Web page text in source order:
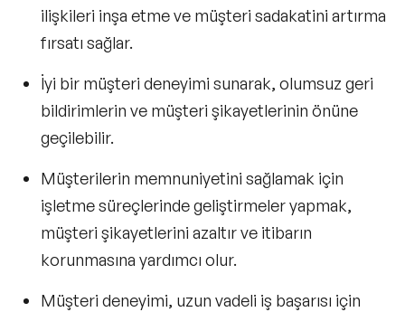
ilişkileri inşa etme ve müşteri sadakatini artırma
fırsatı sağlar.
İyi bir müşteri deneyimi sunarak, olumsuz geri
bildirimlerin ve müşteri şikayetlerinin önüne
geçilebilir.
Müşterilerin memnuniyetini sağlamak için
işletme süreçlerinde geliştirmeler yapmak,
müşteri şikayetlerini azaltır ve itibarın
korunmasına yardımcı olur.
Müşteri deneyimi, uzun vadeli iş başarısı için